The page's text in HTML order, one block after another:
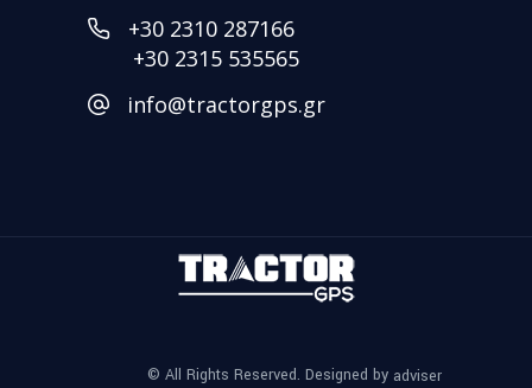
+30 2310 287166
+30 2315 535565
info@tractorgps.gr
© All Rights Reserved. Designed by adviser